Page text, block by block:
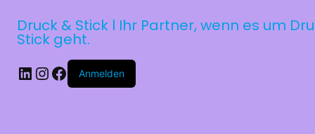
Druck & Stick l Ihr Partner, wenn es um
Stick geht.
LinkedIn
Instagram
Facebook
Anmelden